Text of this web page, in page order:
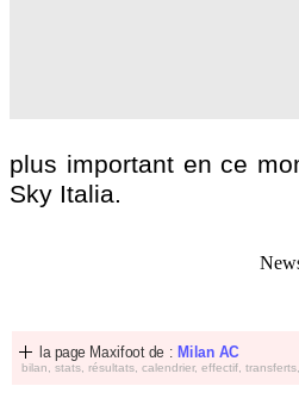
plus important en ce
Sky Italia.
la page Maxifoot de : Milan AC
bilan, stats, résultats, calendrier, effectif, transferts,